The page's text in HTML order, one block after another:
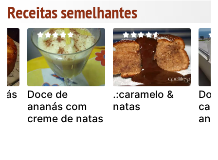
Receitas semelhantes
Doce de
ananás com
creme de natas
.:caramelo &
natas